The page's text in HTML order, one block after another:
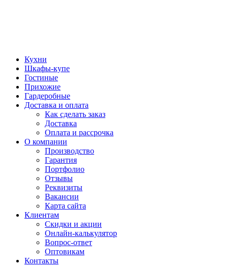
Кухни
Шкафы-купе
Гостиные
Прихожие
Гардеробные
Доставка и оплата
Как сделать заказ
Доставка
Оплата и рассрочка
О компании
Производство
Гарантия
Портфолио
Отзывы
Реквизиты
Вакансии
Карта сайта
Клиентам
Скидки и акции
Онлайн-калькулятор
Вопрос-ответ
Оптовикам
Контакты